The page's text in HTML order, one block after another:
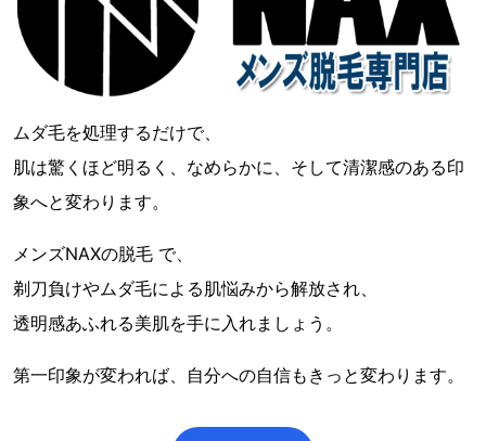
ムダ毛を処理するだけで、
肌は驚くほど明るく、なめらかに、そして清潔感のある印
象へと変わります。
メンズNAXの脱毛 で、
剃刀負けやムダ毛による肌悩みから解放され、
透明感あふれる美肌を手に入れましょう。
第一印象が変われば、自分への自信もきっと変わります。